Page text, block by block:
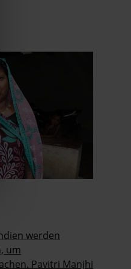
werden
um
Pavitri Manjhi